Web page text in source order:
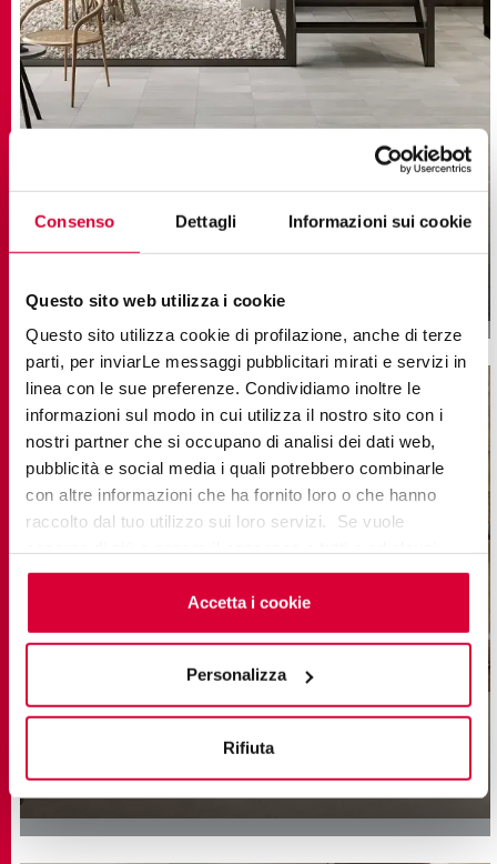
Consenso Dettagli Informazioni sui cookie
Questo sito web utilizza i cookie
Questo sito utilizza cookie di profilazione, anche di terze
parti, per inviarLe messaggi pubblicitari mirati e servizi in
linea con le sue preferenze. Condividiamo inoltre le
informazioni sul modo in cui utilizza il nostro sito con i
nostri partner che si occupano di analisi dei dati web,
pubblicità e social media i quali potrebbero combinarle
con altre informazioni che ha fornito loro o che hanno
raccolto dal tuo utilizzo sui loro servizi. Se vuole
cookieclicchi qui. Il consenso può essere espresso
cliccando sul tasto “Accetta i cookie”. Se non vuole i
cookie di profilazione può negare il consenso sul tasto
Accetta i cookie
Personalizza
Rifiuta
STREET
Керамогранит с эффектом Цемента
Керамогранит с эффектом Цемента
80x80 RT
80x80 RT 20mm 120x278 RT